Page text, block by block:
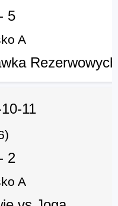
- 5
A
Rezerwowych
11
- 2
A